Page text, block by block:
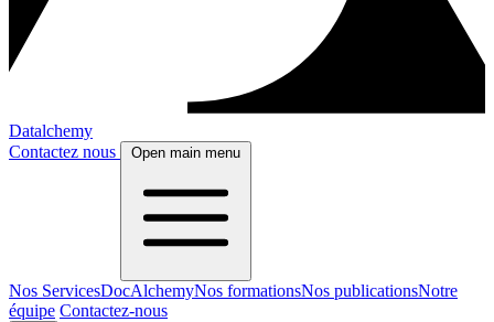
Datalchemy
Contactez nous
Open main menu
Nos ServicesDocAlchemyNos formationsNos publicationsNotre
équipe Contactez-nous